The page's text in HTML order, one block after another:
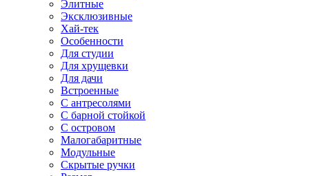
Элитные
Эксклюзивные
Хай-тек
Особенности
Для студии
Для хрущевки
Для дачи
Встроенные
С антресолями
С барной стойкой
С островом
Малогабаритные
Модульные
Скрытые ручки